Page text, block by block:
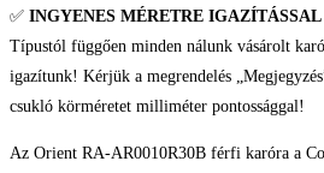
✅ INGYENES MÉRETRE IGAZÍTÁSSAL
Típustól függően minden nálunk vásárolt
igazítunk! Kérjük a megrendelés
csukló körméretet milliméter pontossággal!
Az Orient RA-AR0010R30B férfi karóra a